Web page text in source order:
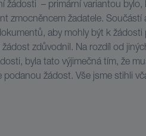
žádosti – primární variantou bylo,
zmocněncem žadatele. Součástí
aby mohly být k žádosti
zdůvodnil. Na rozdíl od
byla tato výjimečná tím, že
podanou žádost. Vše jsme stihli